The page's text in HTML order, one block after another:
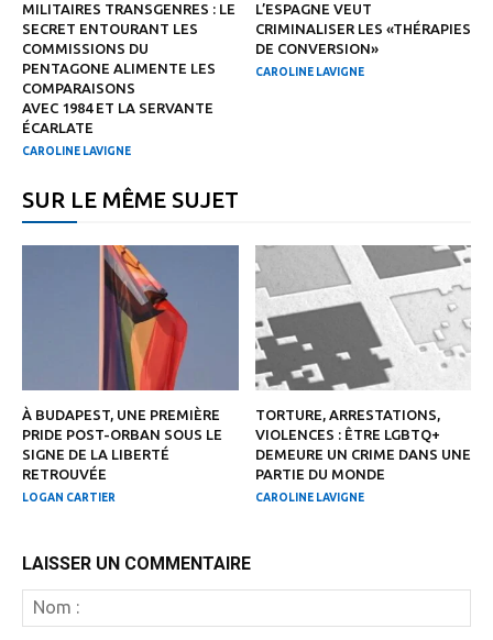
MILITAIRES TRANSGENRES : LE
SECRET ENTOURANT LES
COMMISSIONS DU
PENTAGONE ALIMENTE LES
COMPARAISONS
AVEC 1984 ET LA SERVANTE
ÉCARLATE
CAROLINE LAVIGNE
L’ESPAGNE VEUT
CRIMINALISER LES «THÉRAPIES
DE CONVERSION»
CAROLINE LAVIGNE
SUR LE MÊME SUJET
À BUDAPEST, UNE PREMIÈRE
PRIDE POST-ORBAN SOUS LE
SIGNE DE LA LIBERTÉ
RETROUVÉE
LOGAN CARTIER
TORTURE, ARRESTATIONS,
VIOLENCES : ÊTRE LGBTQ+
DEMEURE UN CRIME DANS UNE
PARTIE DU MONDE
CAROLINE LAVIGNE
LAISSER UN COMMENTAIRE
: